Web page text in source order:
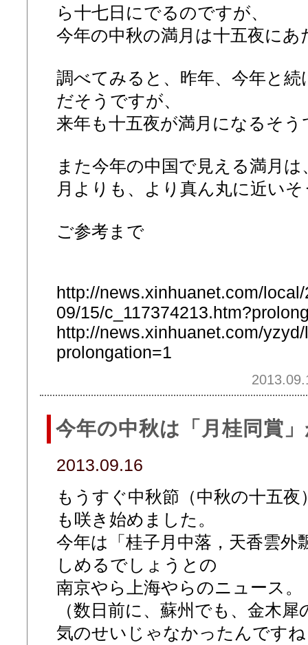
ら十七日にでるのですが、
今年の中秋の満月は十五夜に
調べてみると、昨年、今年と
だそうですが、
来年も十五夜が満月になるそう
また今年の中国で見える満月
月よりも、より真ん丸に近い
ご参考まで
http://news.xinhuanet.com/
09/15/
http://news.xinhuanet.com/
prolongation=1
今年の中秋は「月桂同賞
2013.09.16
もうすぐ中秋節（中秋の十五
も咲き始めました。
今年は「桂子月中落，天香雲外
しめるでしょうとの
南京やら上海やらのニュース。
（数日前に、蘇州でも、金木
気のせいじゃなかったんです